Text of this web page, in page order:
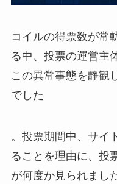
コイルの得票数が常
る中、投票の運営主
この異常事態を静観
でした
。投票期間中、サイ
ることを理由に、投
が何度か見られまし